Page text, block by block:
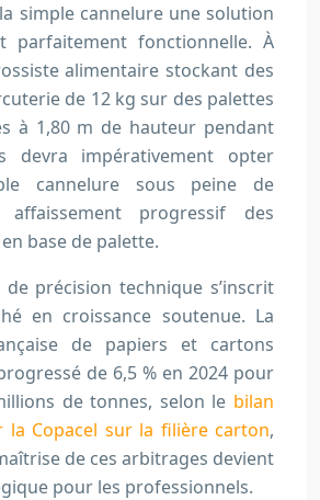
simple cannelure une solution
parfaitement fonctionnelle. À
alimentaire stockant des
de 12 kg sur des palettes
à 1,80 m de hauteur pendant
devra impérativement opter
cannelure sous peine de
progressif des
base de palette.
de précision technique s’inscrit
en croissance soutenue. La
de papiers et cartons
de 6,5 % en 2024 pour
de tonnes, selon le bilan
la Copacel sur la filière carton,
de ces arbitrages devient
pour les professionnels.